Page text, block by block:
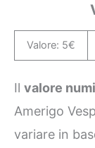
Valore: 5€
Il valore
Amerigo
variare in